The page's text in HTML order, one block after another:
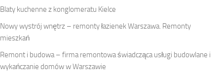
Blaty kuchenne z konglomeratu Kielce
Nowy wystrój wnętrz – remonty łazienek Warszawa. Remonty
mieszkań
Remont i budowa – firma remontowa świadcząca usługi budowlane i
wykańczanie domów w Warszawie